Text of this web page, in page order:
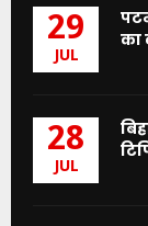
29
JUL
का
28
JUL